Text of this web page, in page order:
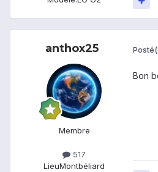
anthox25
Membre
517
LieuMontbéliard
Bon